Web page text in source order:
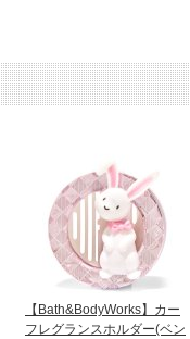
【Bath&BodyWorks】カー
フレグランスホルダー(ベン